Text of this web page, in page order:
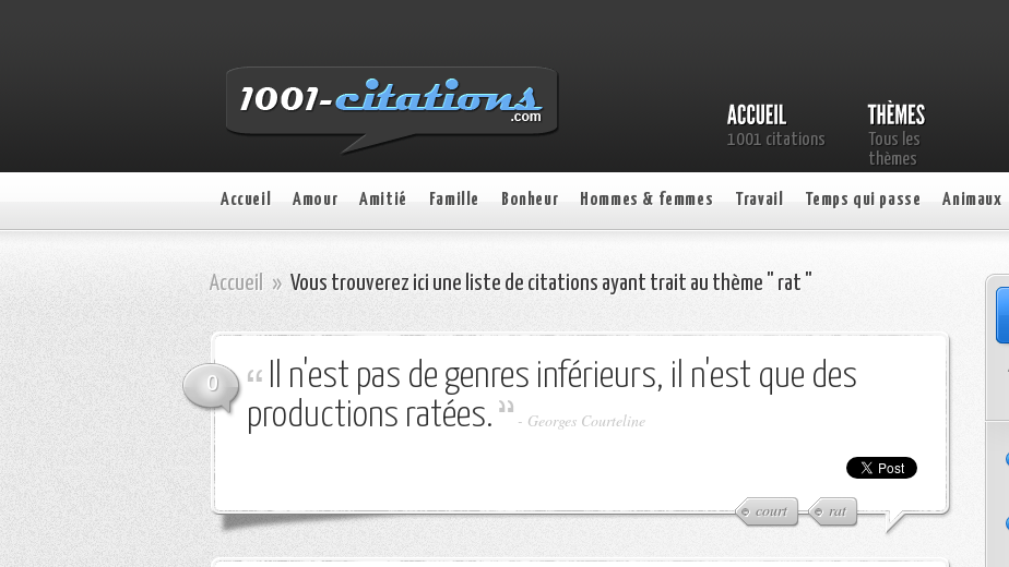
1001 citations
Tous les
thèmes
Accueil Amour Amitié Famille Bonheur Hommes & femmes Travail Temps qui passe Animaux
Accueil » Vous trouverez ici une liste de citations ayant trait au thème " rat "
0
Il n'est pas de genres inférieurs, il n'est que des
productions ratées.
- Georges Courteline
court rat